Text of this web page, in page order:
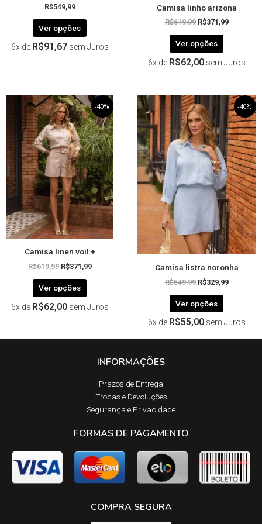
R$549,99
Ver opções
6x de R$91,67 sem Juros
Camisa linho arizona
R$619,99 R$371,99
Ver opções
produto
6x de R$62,00 sem Juros
-40%
Camisa linen voil +
R$619,99
O
preço
original
era:
R$619,99.
R$371,99
O
preço
atual
é:
R$371,99.
Ver opções
Este
produto
tem
várias
variantes.
As
opções
podem
ser
escolhidas
na
página
do
produto
6x de R$62,00 sem Juros
-40%
Camisa listra noronha
R$549,99
preço
original
era:
R$549,99.
R$329,99
O
preço
atual
é:
R$329,99.
Ver opções
Este
produto
tem
várias
variantes.
As
opções
podem
ser
escolhidas
na
página
do
produto
6x de R$55,00 sem Juros
INFORMAÇÕES
Prazos de Entrega​
Trocas e Devoluções​
Segurança e Privacidade
FORMAS DE PAGAMENTO
COMPRA SEGURA